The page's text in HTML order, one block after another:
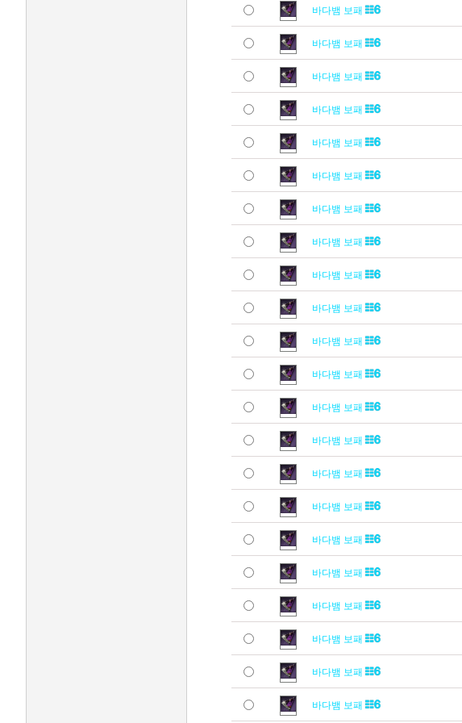
바다뱀 보패
바다뱀 보패
바다뱀 보패
바다뱀 보패
바다뱀 보패
바다뱀 보패
바다뱀 보패
바다뱀 보패
바다뱀 보패
바다뱀 보패
바다뱀 보패
바다뱀 보패
바다뱀 보패
바다뱀 보패
바다뱀 보패
바다뱀 보패
바다뱀 보패
바다뱀 보패
바다뱀 보패
바다뱀 보패
바다뱀 보패
바다뱀 보패